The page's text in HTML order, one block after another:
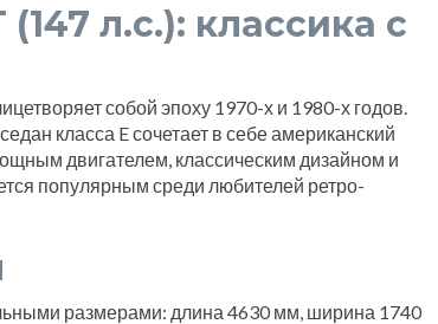
л.с.): классика с
собой эпоху 1970-х и 1980-х годов.
класса E сочетает в себе американский
двигателем, классическим дизайном и
популярным среди любителей ретро-
размерами: длина 4630 мм, ширина 1740